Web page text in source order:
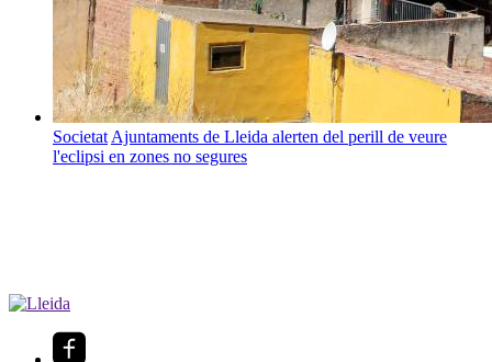
Societat Ajuntaments de Lleida alerten del perill de veure
l'eclipsi en zones no segures